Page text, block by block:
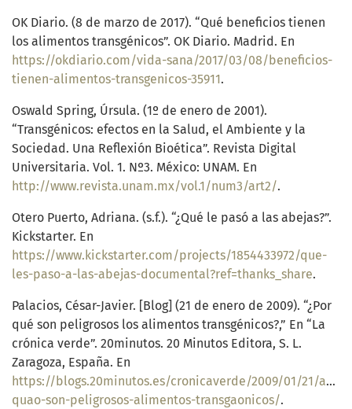
OK Diario. (8 de marzo de 2017). “Qué beneficios tienen
los alimentos transgénicos”. OK Diario. Madrid. En
https://okdiario.com/vida-sana/2017/03/08/beneficios-
tienen-alimentos-transgenicos-35911.
Oswald Spring, Úrsula. (1º de enero de 2001).
“Transgénicos: efectos en la Salud, el Ambiente y la
Sociedad. Una Reflexión Bioética”. Revista Digital
Universitaria. Vol. 1. Nº3. México: UNAM. En
http://www.revista.unam.mx/vol.1/num3/art2/.
Otero Puerto, Adriana. (s.f.). “¿Qué le pasó a las abejas?”.
Kickstarter. En
https://www.kickstarter.com/projects/1854433972/que-
les-paso-a-las-abejas-documental?ref=thanks_share.
Palacios, César-Javier. [Blog] (21 de enero de 2009). “¿Por
qué son peligrosos los alimentos transgénicos?,” En “La
crónica verde”. 20minutos. 20 Minutos Editora, S. L.
Zaragoza, España. En
https://blogs.20minutos.es/cronicaverde/2009/01/21/
quao-son-peligrosos-alimentos-transgaonicos/.